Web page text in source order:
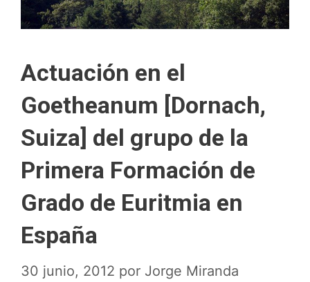
Actuación en el
Goetheanum [Dornach,
Suiza] del grupo de la
Primera Formación de
Grado de Euritmia en
España
30 junio, 2012 por Jorge Miranda